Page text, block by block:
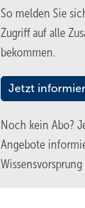
So melden Sie
Zugriff auf alle
bekommen.
Jetzt
Noch kein Abo?
Angebote